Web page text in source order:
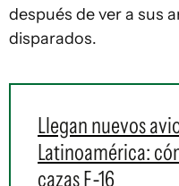
después de ver a sus
disparados.
Llegan nuevos
Latinoamérica:
cazas F-16